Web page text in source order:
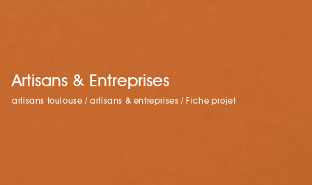
Artisans & Entreprises
artisans toulouse /artisans & entreprises / Fiche projet